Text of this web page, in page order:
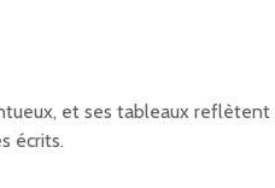
et ses tableaux reflètent
écrits.